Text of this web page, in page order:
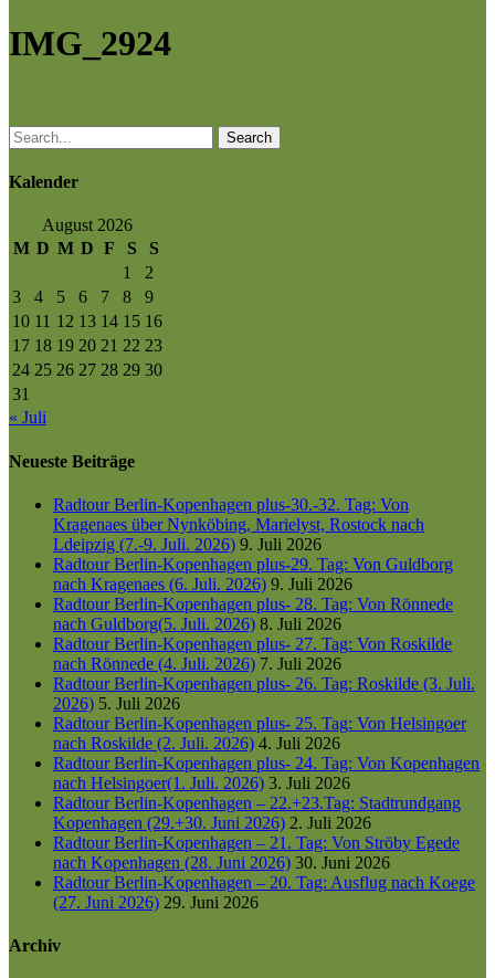
IMG_2924
Search
Kalender
August 2026
M D M D F S
S
1
2
3
4 5 6 7 8
9
10 11 12 13 14 15 16
17 18 19 20 21 22 23
24 25 26 27 28 29 30
31
« Juli
Neueste Beiträge
Radtour Berlin-Kopenhagen plus-30.-32. Tag: Von
Kragenaes über Nynköbing, Marielyst, Rostock nach
Ldeipzig (7.-9. Juli. 2026) 9. Juli 2026
Radtour Berlin-Kopenhagen plus-29. Tag: Von Guldborg
nach Kragenaes (6. Juli. 2026) 9. Juli 2026
Radtour Berlin-Kopenhagen plus- 28. Tag: Von Rönnede
nach Guldborg(5. Juli. 2026) 8. Juli 2026
Radtour Berlin-Kopenhagen plus- 27. Tag: Von Roskilde
nach Rönnede (4. Juli. 2026) 7. Juli 2026
Radtour Berlin-Kopenhagen plus- 26. Tag: Roskilde (3. Juli.
2026) 5. Juli 2026
Radtour Berlin-Kopenhagen plus- 25. Tag: Von Helsingoer
nach Roskilde (2. Juli. 2026) 4. Juli 2026
Radtour Berlin-Kopenhagen plus- 24. Tag: Von Kopenhagen
nach Helsingoer(1. Juli. 2026) 3. Juli 2026
Radtour Berlin-Kopenhagen – 22.+23.Tag: Stadtrundgang
Kopenhagen (29.+30. Juni 2026) 2. Juli 2026
Radtour Berlin-Kopenhagen – 21. Tag: Von Ströby Egede
nach Kopenhagen (28. Juni 2026) 30. Juni 2026
Radtour Berlin-Kopenhagen – 20. Tag: Ausflug nach Koege
(27. Juni 2026) 29. Juni 2026
Archiv